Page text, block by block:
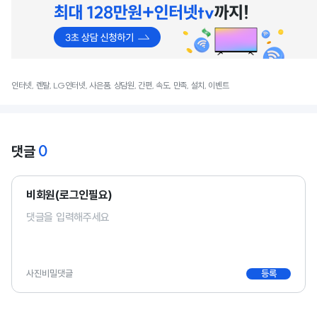
인터넷, 렌탈, LG인터넷, 사은품, 상담원, 간편, 속도, 만족, 설치, 이벤트
댓글 0
비회원(로그인필요)
사진비밀댓글 등록